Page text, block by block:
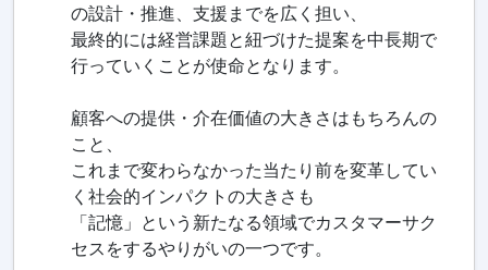
の設計・推進、支援までを広く担い、
最終的には経営課題と紐づけた提案を中長期で
行っていくことが使命となります。
顧客への提供・介在価値の大きさはもちろんの
こと、
これまで変わらなかった当たり前を変革してい
く社会的インパクトの大きさも
「記憶」という新たなる領域でカスタマーサク
セスをするやりがいの一つです。